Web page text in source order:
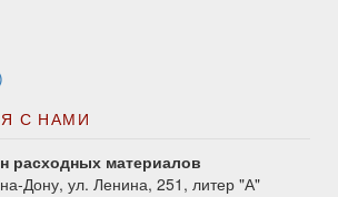
С НАМИ
расходных материалов
Дону, ул. Ленина, 251, литер "А"